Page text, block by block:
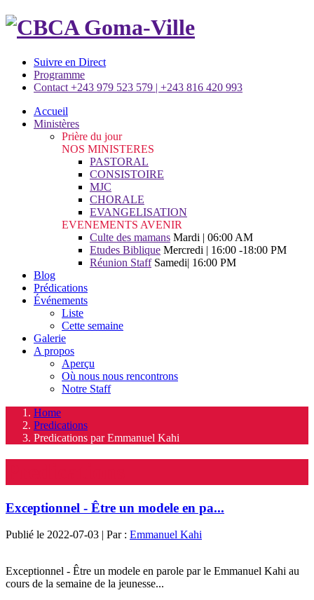
Suivre en Direct
Programme
Contact +243 979 523 579 | +243 816 420 993
Accueil
Ministères
Prière du jour
NOS MINISTERES
PASTORAL
CONSISTOIRE
MJC
CHORALE
EVANGELISATION
EVENEMENTS AVENIR
Culte des mamans Mardi | 06:00 AM
Etudes Biblique Mercredi | 16:00 -18:00 PM
Réunion Staff Samedi| 16:00 PM
Blog
Prédications
Événements
Liste
Cette semaine
Galerie
A propos
Aperçu
Où nous nous rencontrons
Notre Staff
Home
Predications
Predications par Emmanuel Kahi
Exceptionnel - Être un modele en pa...
Publié le 2022-07-03 | Par : Emmanuel Kahi
Exceptionnel - Être un modele en parole par le Emmanuel Kahi au
cours de la semaine de la jeunesse...